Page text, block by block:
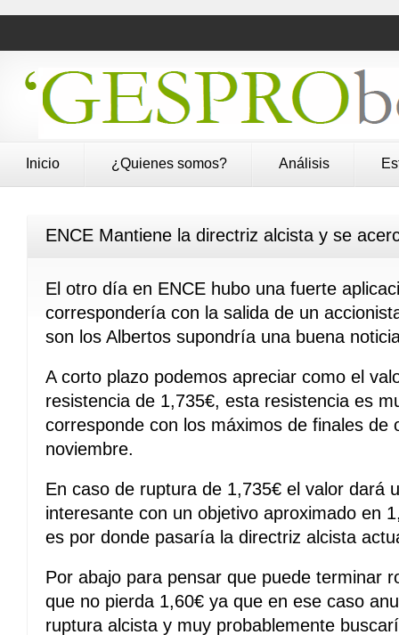
Inicio ¿Quienes somos? Análisis
ENCE Mantiene la directriz alcista y se
El otro día en ENCE hubo una fuerte
correspondería con la salida de un
son los Albertos supondría una buena
A corto plazo podemos apreciar como el
resistencia de 1,735€, esta resistencia es
corresponde con los máximos de finales de
noviembre.
En caso de ruptura de 1,735€ el valor dará
interesante con un objetivo aproximado en
es por donde pasaría la directriz alcista
Por abajo para pensar que puede terminar
que no pierda 1,60€ ya que en ese caso
ruptura alcista y muy probablemente